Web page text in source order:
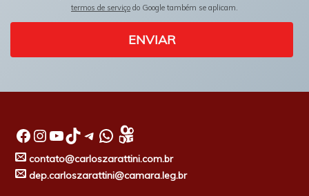
termos de serviço do Google também se aplicam.
ENVIAR
Facebook InstagramYoutube TikTok Telegram WhatsApp
contato@carloszarattini.com.br
dep.carloszarattini@camara.leg.br